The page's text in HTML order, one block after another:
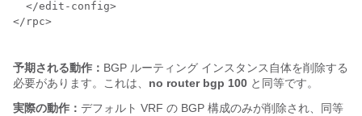
  </edit-config>
</rpc>
予期される動作： BGP ルーティング インスタンス自体を削除する
必要があります。これは、 no router bgp 100 と同等です。
実際の動作： デフォルト VRF の BGP 構成のみが削除され、同等